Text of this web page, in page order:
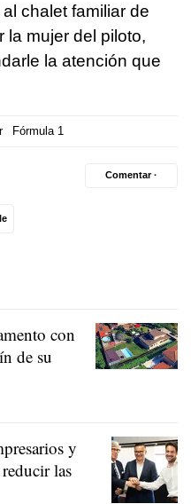
chalet familiar de
la mujer del piloto,
la atención que
Fórmula 1
Comentar ·
con
de su
y
las